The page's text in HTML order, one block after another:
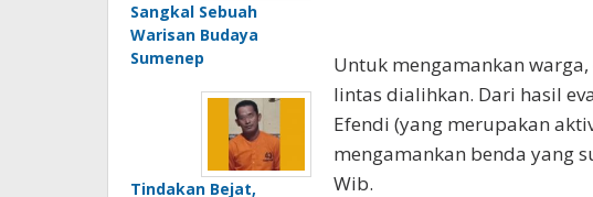
Sangkal Sebuah
Warisan Budaya
Sumenep
Tindakan Bejat,
Untuk mengamankan
lintas dialihkan. Dari hasil
Efendi (yang merupakan
mengamankan benda yang
Wib.